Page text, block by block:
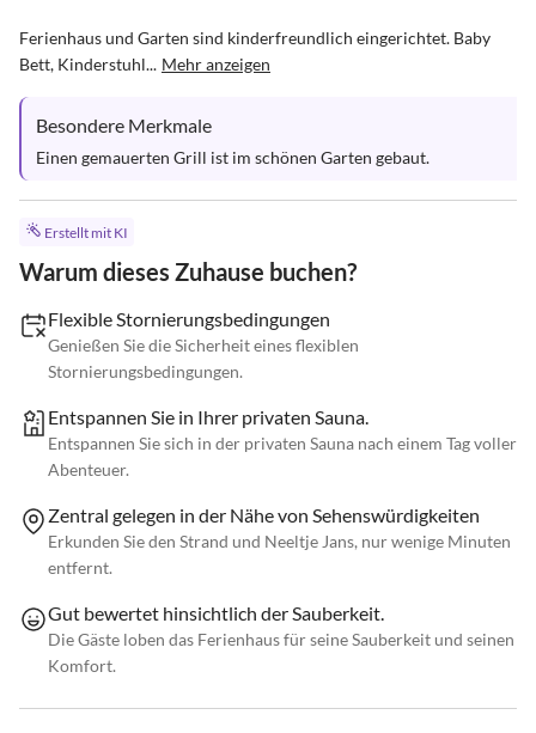
Ferienhaus und Garten sind kinderfreundlich eingerichtet. Baby
Bett, Kinderstuhl... Mehr anzeigen
Besondere Merkmale
Einen gemauerten Grill ist im schönen Garten gebaut.
Erstellt mit KI
Warum dieses Zuhause buchen?
Flexible Stornierungsbedingungen
Genießen Sie die Sicherheit eines flexiblen
Stornierungsbedingungen.
Entspannen Sie in Ihrer privaten Sauna.
Entspannen Sie sich in der privaten Sauna nach einem Tag voller
Abenteuer.
Zentral gelegen in der Nähe von Sehenswürdigkeiten
Erkunden Sie den Strand und Neeltje Jans, nur wenige Minuten
entfernt.
Gut bewertet hinsichtlich der Sauberkeit.
Die Gäste loben das Ferienhaus für seine Sauberkeit und seinen
Komfort.